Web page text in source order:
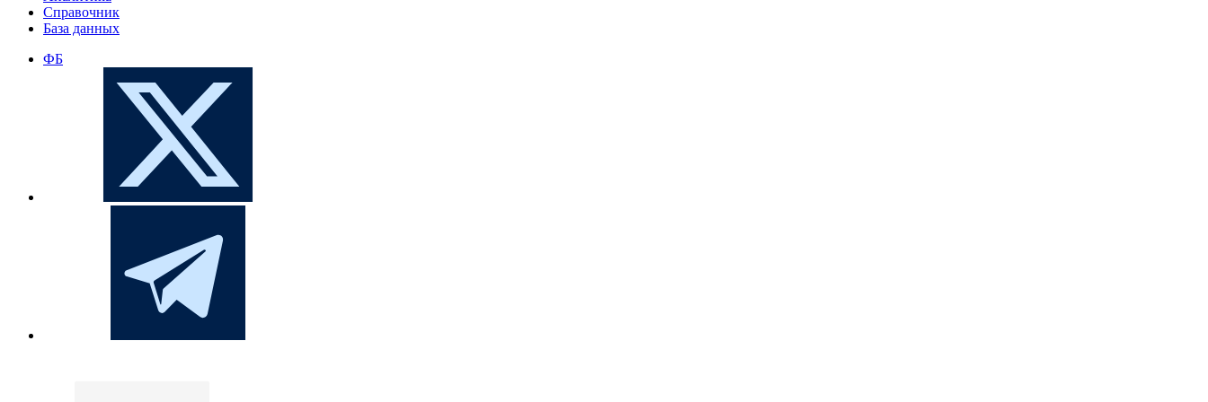
Справочник
База данных
ФБ